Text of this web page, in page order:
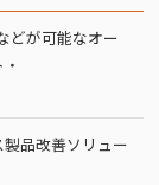
どが可能なオー
品改善ソリュー